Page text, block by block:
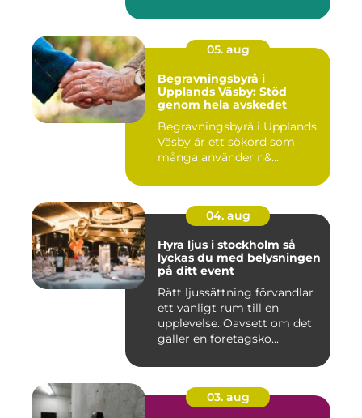
05. aug
Begravningsbyrå i
Upplands Väsby: Stöd
genom hela avskedet
Begravningsbyrå i Upplands
Väsby är ett sökord som
många använder n&...
04. aug
Hyra ljus i stockholm så
lyckas du med belysningen
på ditt event
Rätt ljussättning förvandlar
ett vanligt rum till en
upplevelse. Oavsett om det
gäller en företagsko...
03. aug